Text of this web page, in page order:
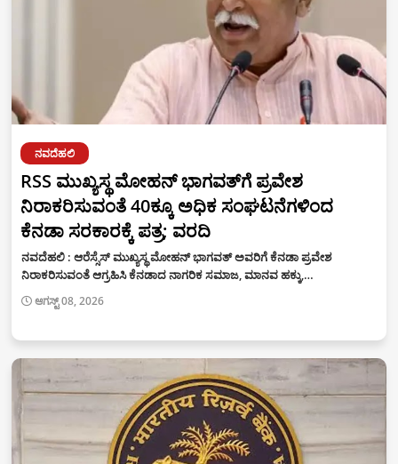
ನವದೆಹಲಿ
RSS ಮುಖ್ಯಸ್ಥ ಮೋಹನ್ ಭಾಗವತ್‌ಗೆ ಪ್ರವೇಶ
ನಿರಾಕರಿಸುವಂತೆ 40ಕ್ಕೂ ಅಧಿಕ ಸಂಘಟನೆಗಳಿಂದ
ಕೆನಡಾ ಸರಕಾರಕ್ಕೆ ಪತ್ರ; ವರದಿ
ನವದೆಹಲಿ : ಆರೆಸ್ಸೆಸ್‌ ಮುಖ್ಯಸ್ಥ ಮೋಹನ್‌ ಭಾಗವತ್‌ ಅವರಿಗೆ ಕೆನಡಾ ಪ್ರವೇಶ
ನಿರಾಕರಿಸುವಂತೆ ಆಗ್ರಹಿಸಿ ಕೆನಡಾದ ನಾಗರಿಕ ಸಮಾಜ, ಮಾನವ ಹಕ್ಕು,…
ಆಗಸ್ಟ್ 08, 2026